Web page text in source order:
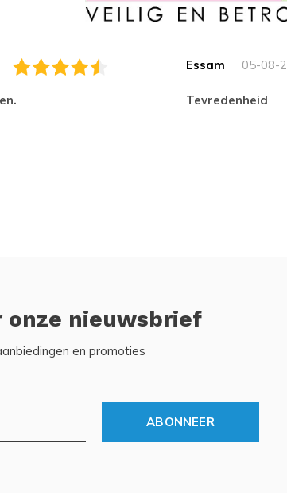
Essam 05-08-
tevredenheid
onze nieuwsbrief
en promoties
ABONNEER